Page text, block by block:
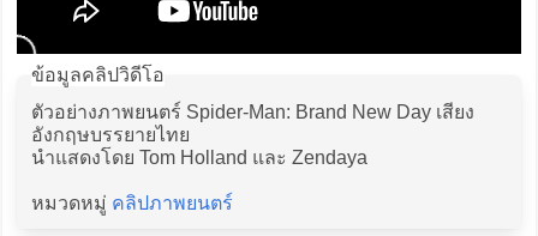
ข้อมูลคลิปวิดีโอ
ตัวอย่างภาพยนตร์ Spider-Man: Brand New Day เสียง
อังกฤษบรรยายไทย
นำแสดงโดย Tom Holland และ Zendaya
หมวดหมู่ คลิปภาพยนตร์